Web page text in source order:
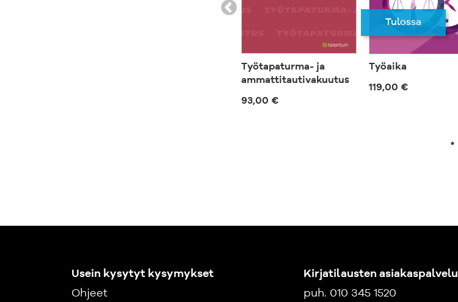
Työtapaturma- ja
ammattitautivakuutus
93,00 €
Tulossa
Työaika
119,00 €
Usein kysytyt kysymykset
Ohjeet
Kirjatilausten asiakaspalvelu
puh. 010 345 1520